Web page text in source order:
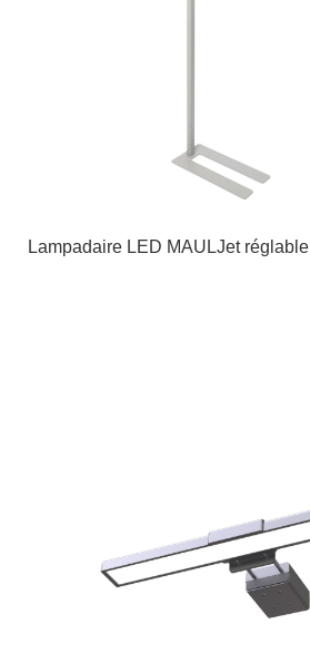
Lampadaire LED MAULJet réglable